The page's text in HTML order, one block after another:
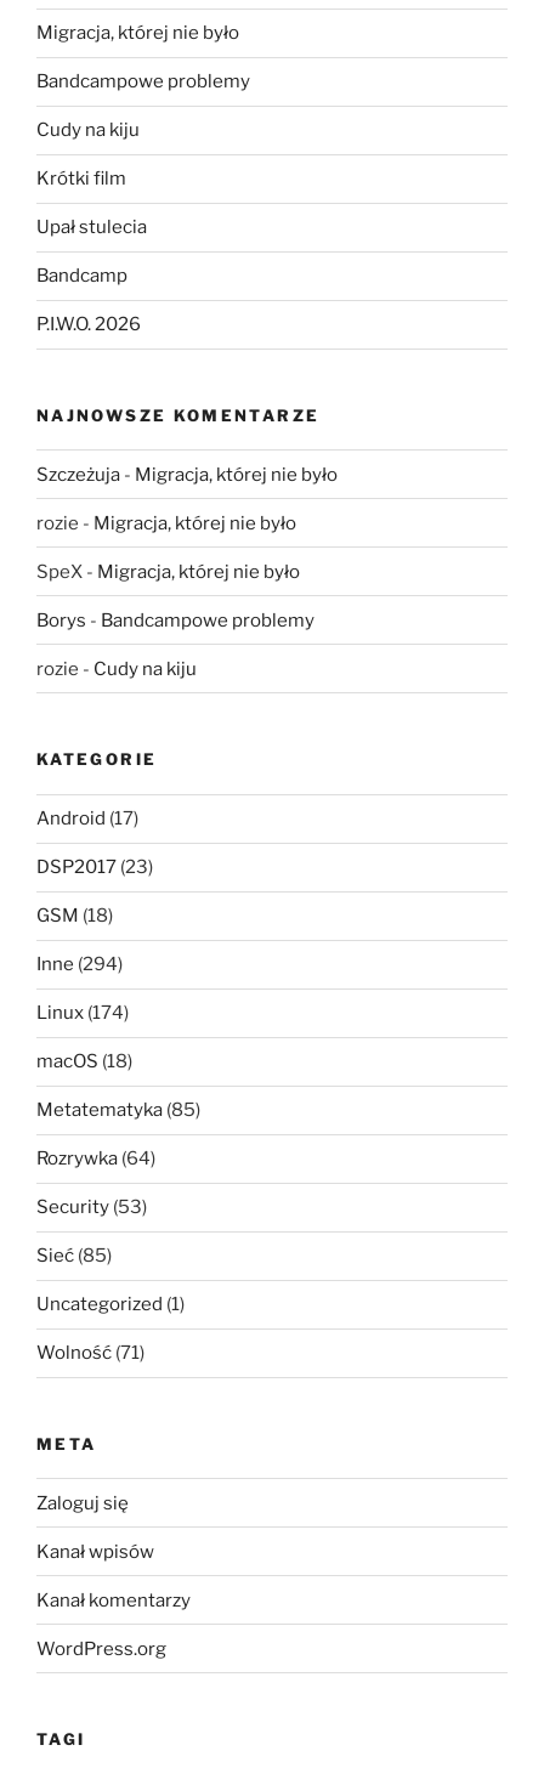
Migracja, której nie było
Bandcampowe problemy
Cudy na kiju
Krótki film
Upał stulecia
Bandcamp
P.I.W.O. 2026
NAJNOWSZE KOMENTARZE
Szczeżuja - Migracja, której nie było
rozie - Migracja, której nie było
SpeX - Migracja, której nie było
Borys - Bandcampowe problemy
rozie - Cudy na kiju
KATEGORIE
Android (17)
DSP2017 (23)
GSM (18)
Inne (294)
Linux (174)
macOS (18)
Metatematyka (85)
Rozrywka (64)
Security (53)
Sieć (85)
Uncategorized (1)
Wolność (71)
META
Zaloguj się
Kanał wpisów
Kanał komentarzy
WordPress.org
TAGI